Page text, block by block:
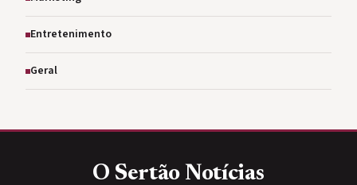
Entretenimento
Geral
O Sertão Notícias